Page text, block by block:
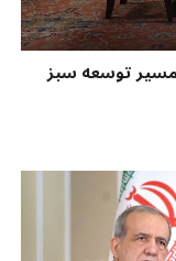
مسیر توسعه سبز